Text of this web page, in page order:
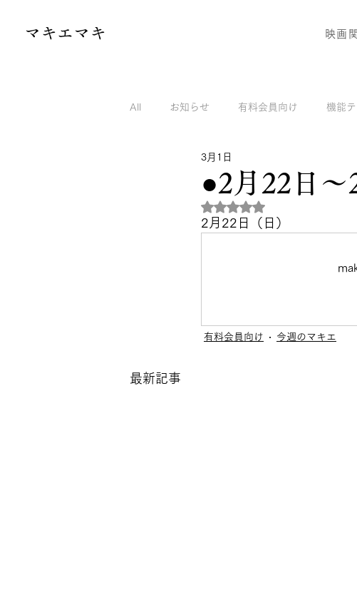
映画
​マキエマキ
All お知らせ 有料会員向け 機能
マキエマキのnoteから
●2月22日〜
3月1日
5つ星のうちNaNと評価され
2月22日（日）
有料会員向け 今週のマキエ
最新記事